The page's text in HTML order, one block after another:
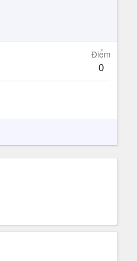
Điểm
0